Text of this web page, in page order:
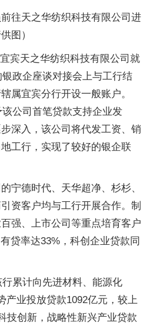
往天之华纺织科技有限公司进
图）
宾天之华纺织科技有限公司就
政企座谈对接会上与工行结
属宜宾分行开设一般账户。
公司首笔贷款支持企业发
深入，该公司将代发工资、销
工行，实现了较好的银企联
宁德时代、天华超净、杉杉、
资客户均与工行开展合作。制
强、上市公司等重点培育客户
贷率达33%，科创企业贷款同
累计向先进材料、能源化
产业投放贷款1092亿元，较上
技创新，战略性新兴产业贷款